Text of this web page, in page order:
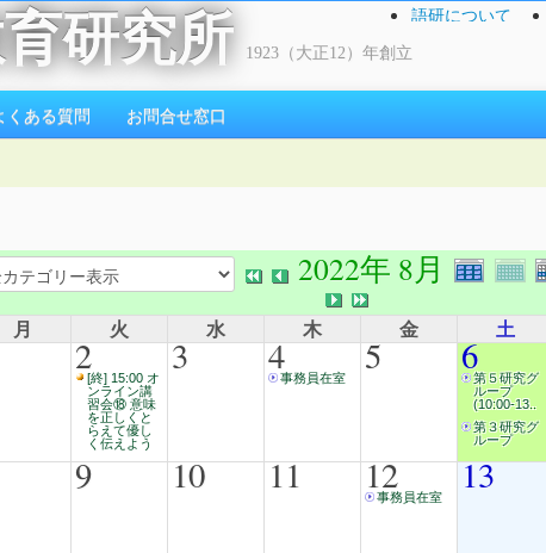
研究所 1923（大正12）年創立
語研について
くある質問 お問合せ窓口
2022年 8月
月 火 水 木 金 土
2[終] 15:00 オ
ンライン講
習会⑱ 意味
を正しくと
らえて優し
く伝えよう
3 4事務員在室 5 6第５研究グ
ループ
(10:00-13..
第３研究グ
ループ
9 10 11 12
事務員在室 13